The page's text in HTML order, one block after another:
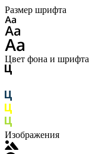
Размер шрифта
Цвет фона и шрифта
Изображения